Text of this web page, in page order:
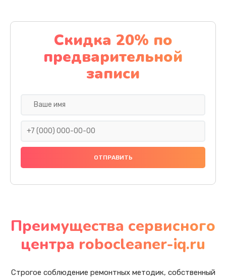
Скидка 20% по
предварительной
записи
Преимущества сервисного
центра robocleaner-iq.ru
Строгое соблюдение ремонтных методик, собственный